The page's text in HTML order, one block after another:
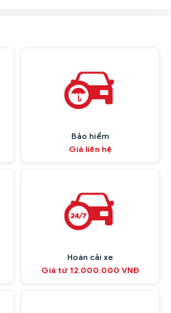
Bảo hiểm
Giá liên hệ
Hoán cải xe
Giá từ 12.000.000 VNĐ